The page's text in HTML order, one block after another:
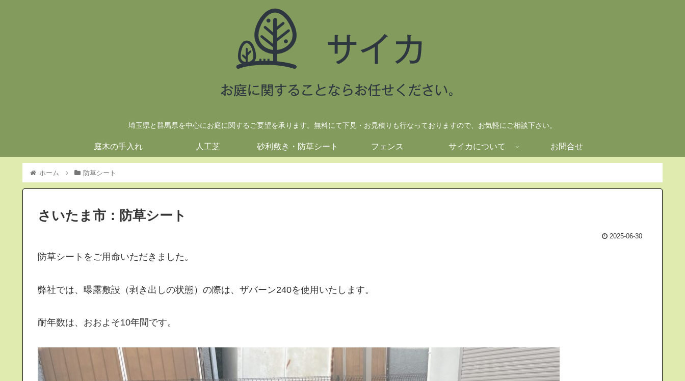
埼玉県と群馬県を中心にお庭に関するご要望を承ります。無料にて下見・お見積りも行なっておりますので、お気軽にご相談下さい。
庭木の手入れ 人工芝 砂利敷き・防草シート フェンス サイカについて お問合せ
ホーム 防草シート
さいたま市：防草シート
2025-06-30
防草シートをご用命いただきました。
弊社では、曝露敷設（剥き出しの状態）の際は、ザバーン240を使用いたします。
耐年数は、おおよそ10年間です。